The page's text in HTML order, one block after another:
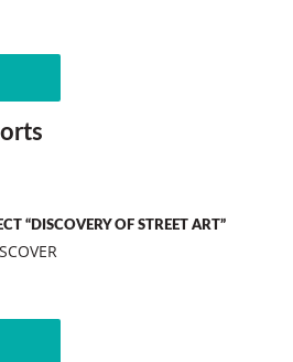
“DISCOVERY OF STREET ART”